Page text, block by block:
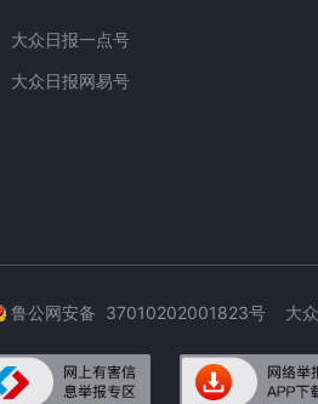
大众日报一点号
大众日报网易号
鲁公网安备 37010202001823号 大